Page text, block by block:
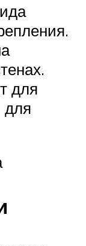
для
для